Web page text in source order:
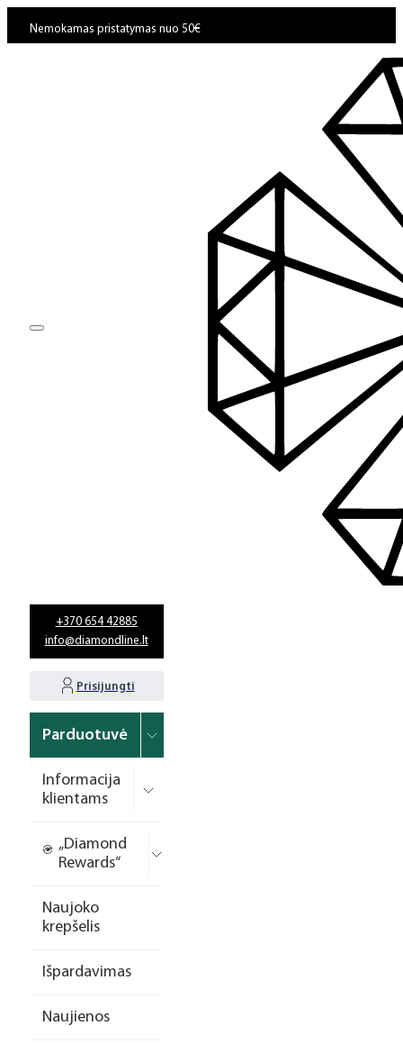
Nemokamas pristatymas nuo 50€
+370 654 42885
info@diamondline.lt
Prisijungti
Parduotuvė
Informacija
klientams
„Diamond
Rewards“
Naujoko
krepšelis
Išpardavimas
Naujienos